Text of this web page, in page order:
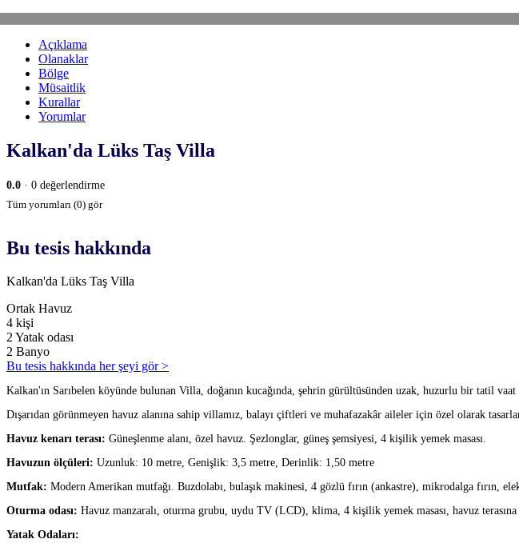
Açıklama
Olanaklar
Bölge
Müsaitlik
Kurallar
Yorumlar
Kalkan'da Lüks Taş Villa
0.0 · 0 değerlendirme
Tüm yorumları (0) gör
Bu tesis hakkında
Kalkan'da Lüks Taş Villa
Ortak Havuz
4 kişi
2 Yatak odası
2 Banyo
Bu tesis hakkında her şeyi gör >
Kalkan'ın Sarıbelen köyünde bulunan Villa, doğanın kucağında, şehrin gürültüsünden uzak, huzurlu bir tatil vaat
Dışarıdan görünmeyen havuz alanına sahip villamız, balayı çiftleri ve muhafazakâr aileler için özel olarak
Havuz kenarı terası: Güneşlenme alanı, özel havuz. Şezlonglar, güneş şemsiyesi, 4 kişilik yemek masası.
Havuzun ölçüleri: Uzunluk: 10 metre, Genişlik: 3,5 metre, Derinlik: 1,50 metre
Mutfak: Modern Amerikan mutfağı. Buzdolabı, bulaşık makinesi, 4 gözlü fırın (ankastre), mikrodalga fırın,
Oturma odası: Havuz manzaralı, oturma grubu, uydu TV (LCD), klima, 4 kişilik yemek masası, havuz
Yatak Odaları: